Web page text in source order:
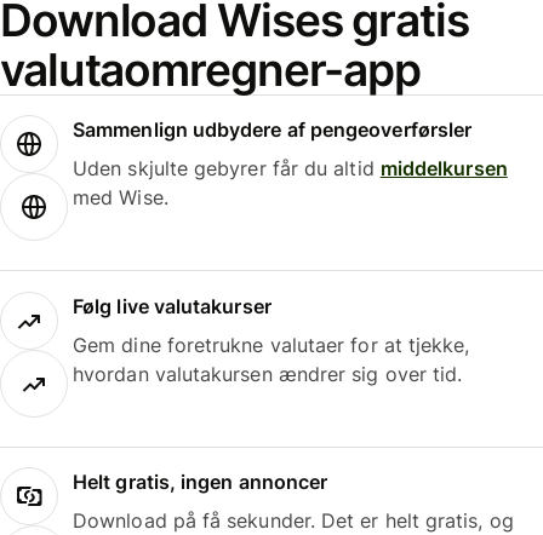
Download Wises gratis
valutaomregner-app
Sammenlign udbydere af pengeoverførsler
Uden skjulte gebyrer får du altid middelkursen
med Wise.
Følg live valutakurser
Gem dine foretrukne valutaer for at tjekke,
hvordan valutakursen ændrer sig over tid.
Helt gratis, ingen annoncer
Download på få sekunder. Det er helt gratis, og